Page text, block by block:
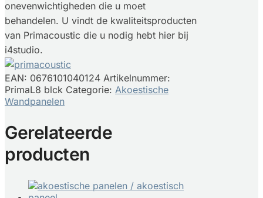
onevenwichtigheden die u moet
behandelen. U vindt de kwaliteitsproducten
van Primacoustic die u nodig hebt hier bij
i4studio.
EAN: 0676101040124 Artikelnummer:
PrimaL8 blck Categorie: Akoestische
Wandpanelen
Gerelateerde
producten